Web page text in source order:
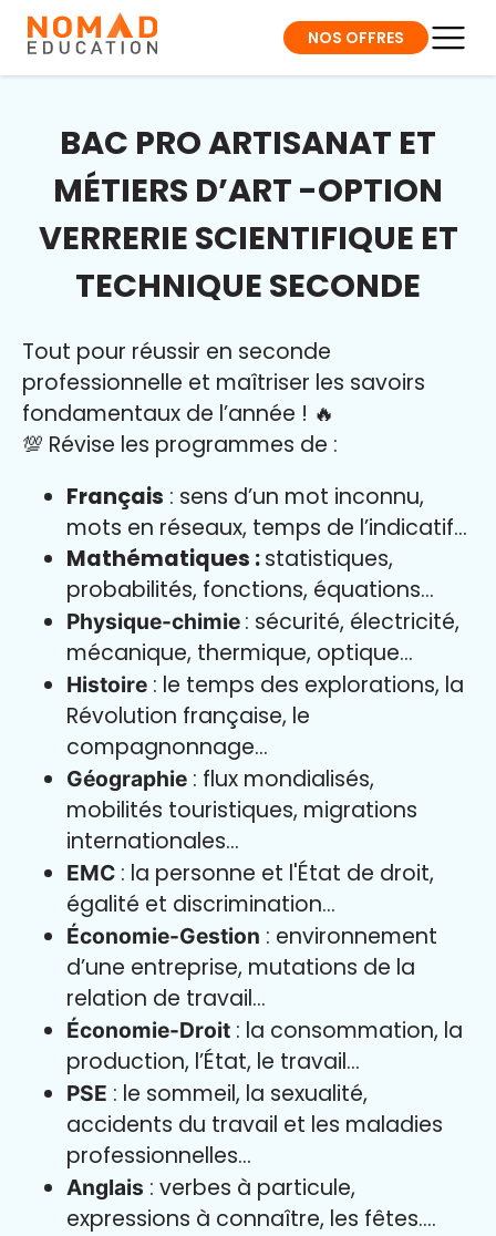
NOS OFFRES
BAC PRO ARTISANAT ET
MÉTIERS D’ART -OPTION
VERRERIE SCIENTIFIQUE ET
TECHNIQUE SECONDE
Tout pour réussir en seconde
professionnelle et maîtriser les savoirs
fondamentaux de l’année ! 🔥
💯 Révise les programmes de :
Français : sens d’un mot inconnu,
mots en réseaux, temps de l’indicatif…
Mathématiques :statistiques,
probabilités, fonctions, équations…
Physique-chimie : sécurité, électricité,
mécanique, thermique, optique…
Histoire : le temps des explorations, la
Révolution française, le
compagnonnage…
Géographie : flux mondialisés,
mobilités touristiques, migrations
internationales…
EMC : la personne et l'État de droit,
égalité et discrimination…
Économie-Gestion : environnement
d’une entreprise, mutations de la
relation de travail…
Économie-Droit : la consommation, la
production, l’État, le travail…
PSE : le sommeil, la sexualité,
accidents du travail et les maladies
professionnelles…
Anglais : verbes à particule,
expressions à connaître, les fêtes….